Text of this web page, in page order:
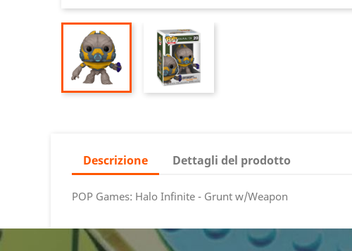
Descrizione Dettagli del prodotto
POP Games: Halo Infinite - Grunt w/Weapon